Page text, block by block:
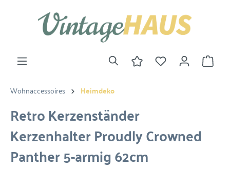
Wohnaccessoires Heimdeko
Retro Kerzenständer
Kerzenhalter Proudly Crowned
Panther 5-armig 62cm